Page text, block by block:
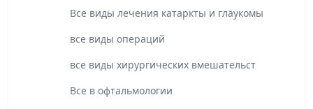
Все виды лечения катаркты и глаукомы
все виды операций
все виды хирургических вмешательст
Все в офтальмологии